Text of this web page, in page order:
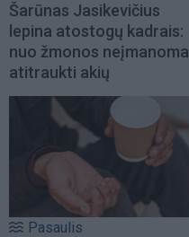
Šarūnas Jasikevičius
lepina atostogų kadrais:
nuo žmonos neįmanoma
atitraukti akių
Pasaulis